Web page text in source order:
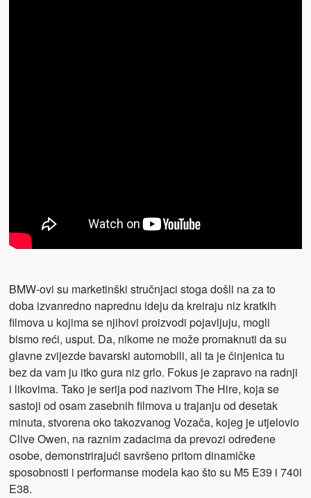
BMW-ovi su marketinški stručnjaci stoga došli na za to
doba izvanredno naprednu ideju da kreiraju niz kratkih
filmova u kojima se njihovi proizvodi pojavljuju, mogli
bismo reći, usput. Da, nikome ne može promaknuti da su
glavne zvijezde bavarski automobili, ali ta je činjenica tu
bez da vam ju itko gura niz grlo. Fokus je zapravo na radnji
i likovima. Tako je serija pod nazivom The Hire, koja se
sastoji od osam zasebnih filmova u trajanju od desetak
minuta, stvorena oko takozvanog Vozača, kojeg je utjelovio
Clive Owen, na raznim zadacima da prevozi određene
osobe, demonstrirajući savršeno pritom dinamičke
sposobnosti i performanse modela kao što su M5 E39 i 740i
E38.